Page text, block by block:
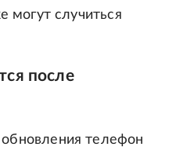
могут случиться
после
телефон